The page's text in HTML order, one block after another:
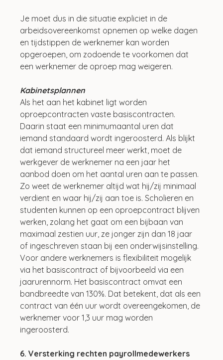
Je moet dus in die situatie expliciet in de
arbeidsovereenkomst opnemen op welke dagen
en tijdstippen de werknemer kan worden
opgeroepen, om zodoende te voorkomen dat
een werknemer de oproep mag weigeren.
Kabinetsplannen
Als het aan het kabinet ligt worden
oproepcontracten vaste basiscontracten.
Daarin staat een minimumaantal uren dat
iemand standaard wordt ingeroosterd. Als blijkt
dat iemand structureel meer werkt, moet de
werkgever de werknemer na een jaar het
aanbod doen om het aantal uren aan te passen.
Zo weet de werknemer altijd wat hij/zij minimaal
verdient en waar hij/zij aan toe is. Scholieren en
studenten kunnen op een oproepcontract blijven
werken, zolang het gaat om een bijbaan van
maximaal zestien uur, ze jonger zijn dan 18 jaar
of ingeschreven staan bij een onderwijsinstelling.
Voor andere werknemers is flexibiliteit mogelijk
via het basiscontract of bijvoorbeeld via een
jaarurennorm. Het basiscontract omvat een
bandbreedte van 130%. Dat betekent, dat als een
contract van één uur wordt overeengekomen, de
werknemer voor 1,3 uur mag worden
ingeroosterd.
6. Versterking rechten payrollmedewerkers